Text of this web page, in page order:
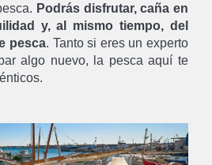
Podrás disfrutar, caña en
y, al mismo tiempo, del
pesca. Tanto si eres un experto
algo nuevo, la pesca aquí te